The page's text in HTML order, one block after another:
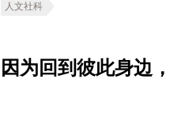
人文社科
因为回到彼此身边